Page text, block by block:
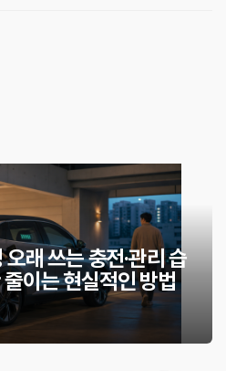
래 쓰는 충전·관리 습
이는 현실적인 방법